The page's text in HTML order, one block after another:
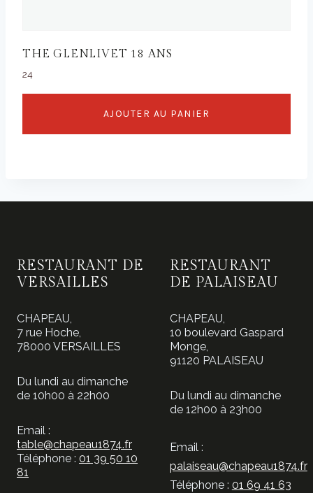
THE GLENLIVET 18 ANS
24
AJOUTER AU PANIER
RESTAURANT DE
VERSAILLES
CHAPEAU,
7 rue Hoche,
78000 VERSAILLES
Du lundi au dimanche
de 10h00 à 22h00
Email :
table@chapeau1874.fr
Téléphone : 01 39 50 10
81
RESTAURANT
DE PALAISEAU
CHAPEAU,
10 boulevard Gaspard
Monge,
91120 PALAISEAU
Du lundi au dimanche
de 12h00 à 23h00
Email :
palaiseau@chapeau1874.fr
Téléphone : 01 69 41 63